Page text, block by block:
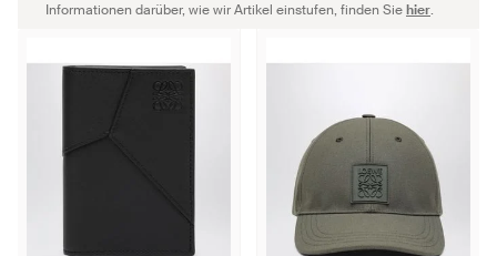
Informationen darüber, wie wir Artikel einstufen, finden Siehier.